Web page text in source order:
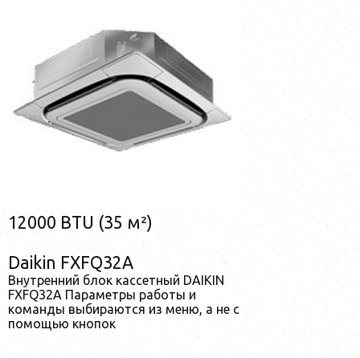
12000 BTU (35 м²)
Daikin FXFQ32A
Внутренний блок кассетный DAIKIN
FXFQ32A Параметры работы и
команды выбираются из меню, а не с
помощью кнопок